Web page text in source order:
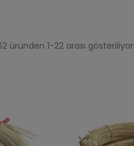
üründen 1-22 arası gösteriliyor